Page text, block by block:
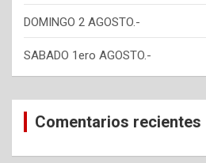
DOMINGO 2 AGOSTO.-
SABADO 1ero AGOSTO.-
Comentarios recientes